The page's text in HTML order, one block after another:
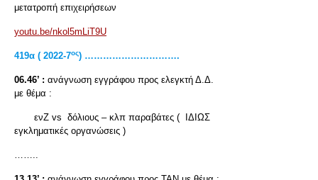
μετατροπή επιχειρήσεων
youtu.be/nkol5mLiT9U
419α ( 2022-7ος) ………………………….
06.46’ : ανάγνωση εγγράφου προς ελεγκτή Δ.Δ.
με θέμα :
ενΖ vs δόλιους – κλπ παραβάτες ( ΙΔΙΩΣ
εγκληματικές οργανώσεις )
……..